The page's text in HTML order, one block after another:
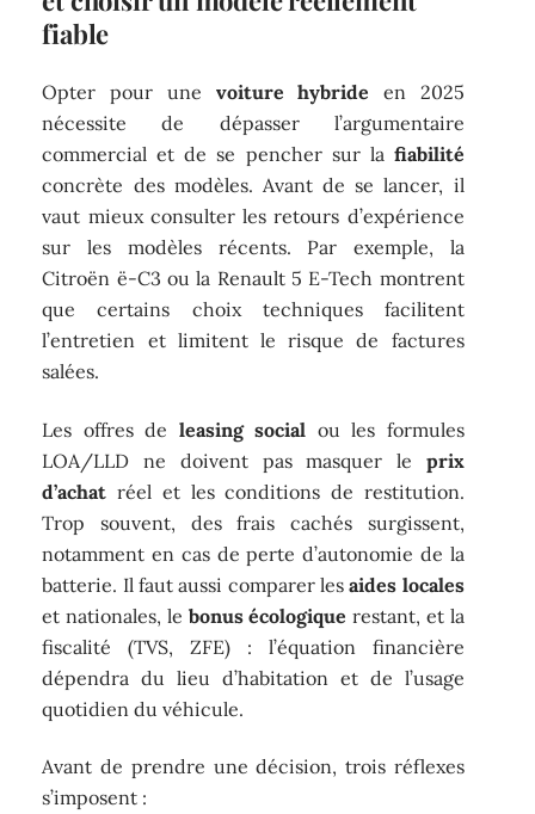
fiable
Opter pour une voiture hybride en 2025
nécessite de dépasser l’argumentaire
commercial et de se pencher sur la fiabilité
concrète des modèles. Avant de se lancer, il
vaut mieux consulter les retours d’expérience
sur les modèles récents. Par exemple, la
Citroën ë-C3 ou la Renault 5 E-Tech montrent
que certains choix techniques facilitent
l’entretien et limitent le risque de factures
salées.
Les offres de leasing social ou les formules
LOA/LLD ne doivent pas masquer le prix
d’achat réel et les conditions de restitution.
Trop souvent, des frais cachés surgissent,
notamment en cas de perte d’autonomie de la
batterie. Il faut aussi comparer lesaides locales
et nationales, le bonus écologique restant, et la
fiscalité (TVS, ZFE) : l’équation financière
dépendra du lieu d’habitation et de l’usage
quotidien du véhicule.
Avant de prendre une décision, trois réflexes
s’imposent :